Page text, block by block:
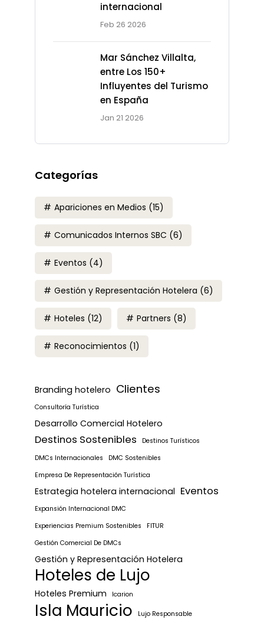
internacional
Feb 26 2026
Mar Sánchez Villalta,
entre Los 150+
Influyentes del Turismo
en España
Jan 21 2026
Categorías
Apariciones en Medios (15)
Comunicados Internos SBC (6)
Eventos (4)
Gestión y Representación Hotelera (6)
Hoteles (12) Partners (8)
Reconocimientos (1)
Branding hotelero Clientes
Consultoría Turística
Desarrollo Comercial Hotelero
Destinos Sostenibles
Destinos Turísticos
DMCs Internacionales
DMC Sostenibles
Empresa De Representación Turística
Estrategia hotelera internacional Eventos
Expansión Internacional DMC
Experiencias Premium Sostenibles
FITUR
Gestión Comercial De DMCs
Gestión y Representación Hotelera
Hoteles de Lujo
Hoteles Premium Icarion
Isla Mauricio Lujo Responsable